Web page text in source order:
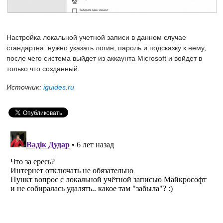
Настройка локальной учетной записи в данном случае
стандартна: нужно указать логин, пароль и подсказку к нему,
после чего система выйдет из аккаунта Microsoft и войдет в
только что созданный.
Источник: iguides.ru